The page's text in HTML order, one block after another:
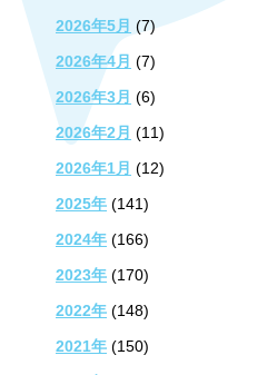
2026年5月 (7)
2026年4月 (7)
2026年3月 (6)
2026年2月 (11)
2026年1月 (12)
2025年 (141)
2024年 (166)
2023年 (170)
2022年 (148)
2021年 (150)